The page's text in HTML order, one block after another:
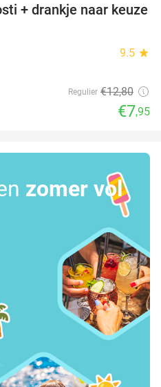
38%
+ drankje naar keuze
9.5 star
Regulier €12,80
€7,95
zomer vol